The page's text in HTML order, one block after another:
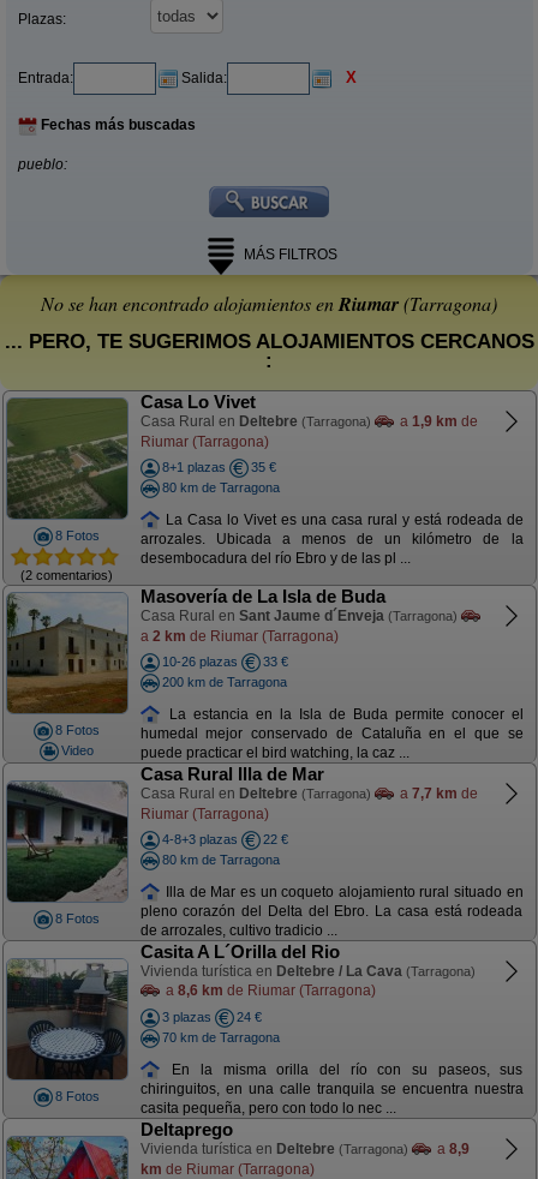
Plazas:
Entrada: Salida: X
Fechas más buscadas
pueblo:
MÁS FILTROS
No se han encontrado alojamientos enRiumar(Tarragona)
... PERO, TE SUGERIMOS ALOJAMIENTOS CERCANOS
:
8 Fotos
(2 comentarios)
Casa Lo Vivet
Casa Rural en Deltebre (Tarragona) a 1,9 km de
Riumar (Tarragona)
8+1 plazas
35 €
80 km de Tarragona
La Casa lo Vivet es una casa rural y está rodeada de
arrozales. Ubicada a menos de un kilómetro de la
desembocadura del río Ebro y de las pl ...
8 Fotos
Video
Masovería de La Isla de Buda
Casa Rural en Sant Jaume d´Enveja (Tarragona)
a 2 km de Riumar (Tarragona)
10-26 plazas
33 €
200 km de Tarragona
La estancia en la Isla de Buda permite conocer el
humedal mejor conservado de Cataluña en el que se
puede practicar el bird watching, la caz ...
8 Fotos
Casa Rural Illa de Mar
Casa Rural en Deltebre (Tarragona) a 7,7 km de
Riumar (Tarragona)
4-8+3 plazas
22 €
80 km de Tarragona
Illa de Mar es un coqueto alojamiento rural situado en
pleno corazón del Delta del Ebro. La casa está rodeada
de arrozales, cultivo tradicio ...
8 Fotos
Casita A L´Orilla del Rio
Vivienda turística en Deltebre / La Cava (Tarragona)
a 8,6 km de Riumar (Tarragona)
3 plazas
24 €
70 km de Tarragona
En la misma orilla del río con su paseos, sus
chiringuitos, en una calle tranquila se encuentra nuestra
casita pequeña, pero con todo lo nec ...
Deltaprego
Vivienda turística en Deltebre (Tarragona) a 8,9
km de Riumar (Tarragona)